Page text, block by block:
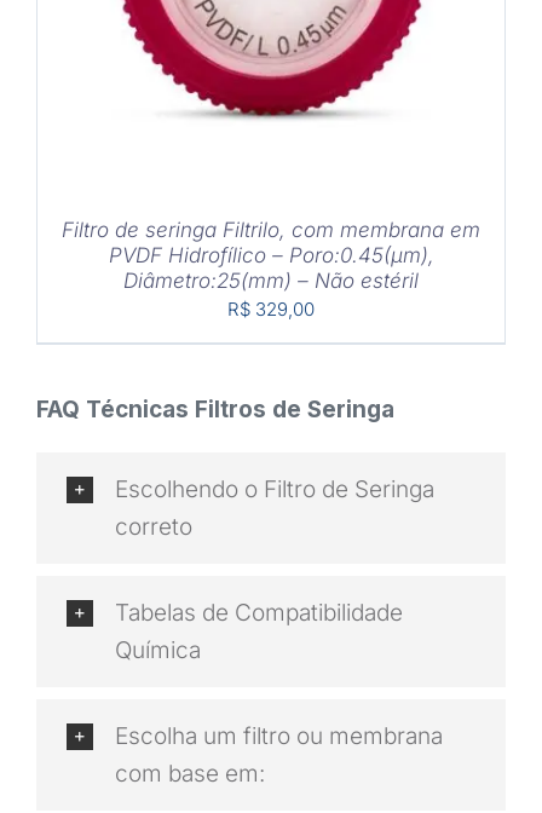
Filtro de seringa Filtrilo, com membrana em
PVDF Hidrofílico – Poro:0.45(μm),
Diâmetro:25(mm) – Não estéril
R$ 329,00
FAQ Técnicas Filtros de Seringa
Escolhendo o Filtro de Seringa
correto
Tabelas de Compatibilidade
Química
Escolha um filtro ou membrana
com base em: